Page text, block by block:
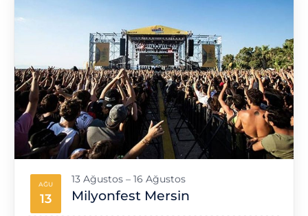
AĞU
13 Milyonfest Mersin
13 Ağustos – 16 Ağustos